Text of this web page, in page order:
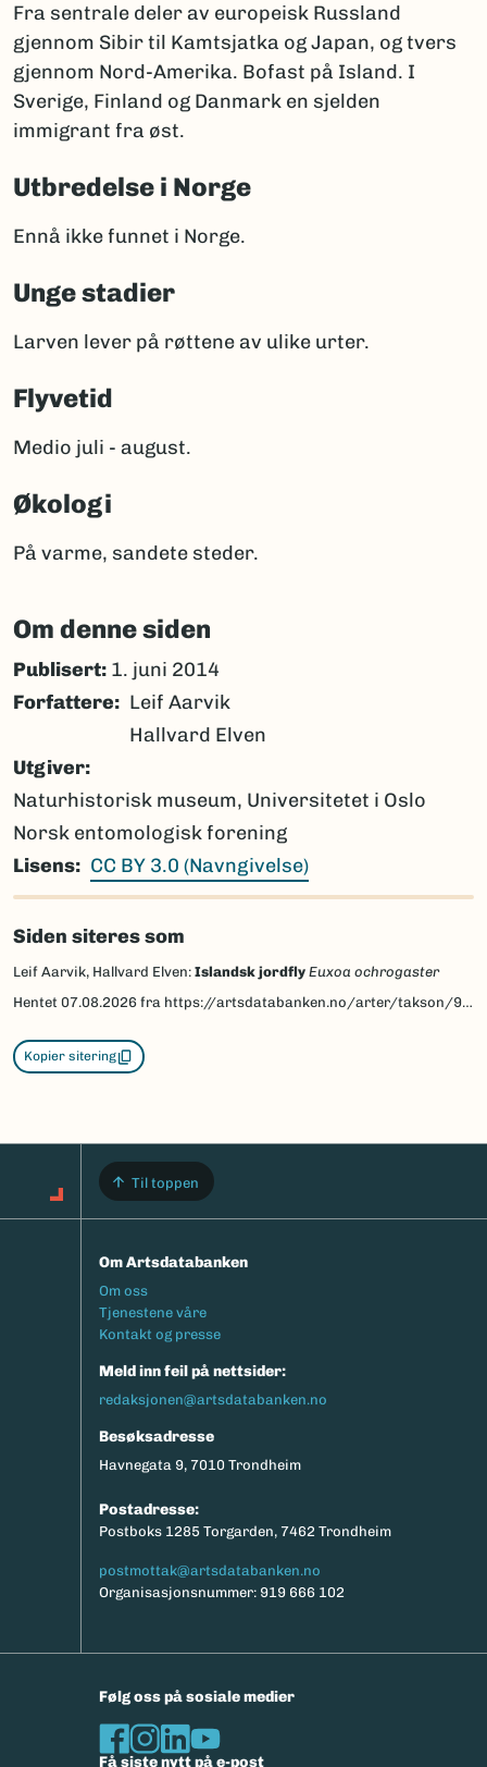
Fra sentrale deler av europeisk Russland
gjennom Sibir til Kamtsjatka og Japan, og tvers
gjennom Nord-Amerika. Bofast på Island. I
Sverige, Finland og Danmark en sjelden
immigrant fra øst.
Utbredelse i Norge
Ennå ikke funnet i Norge.
Unge stadier
Larven lever på røttene av ulike urter.
Flyvetid
Medio juli - august.
Økologi
På varme, sandete steder.
Om denne siden
Publisert: 1. juni 2014
Forfattere
Leif Aarvik
Hallvard Elven
Utgiver
Naturhistorisk museum, Universitetet i Oslo
Norsk entomologisk forening
Lisens
CC BY 3.0 (Navngivelse)
Siden siteres som
Leif Aarvik, Hallvard Elven: Islandsk jordfly Euxoa ochrogaster
Hentet 07.08.2026 fra https://artsdatabanken.no/arter/takson/95265/beskrivelse
Kopier sitering
Til toppen
Om Artsdatabanken
Footermeny
Om oss
Tjenestene våre
Kontakt og presse
Meld inn feil på nettsider:
redaksjonen@artsdatabanken.no
Besøksadresse
Havnegata 9, 7010 Trondheim
Postadresse:
Postboks 1285 Torgarden, 7462 Trondheim
postmottak@artsdatabanken.no
Organisasjonsnummer: 919 666 102
Følg oss på sosiale medier
Få siste nytt på e-post